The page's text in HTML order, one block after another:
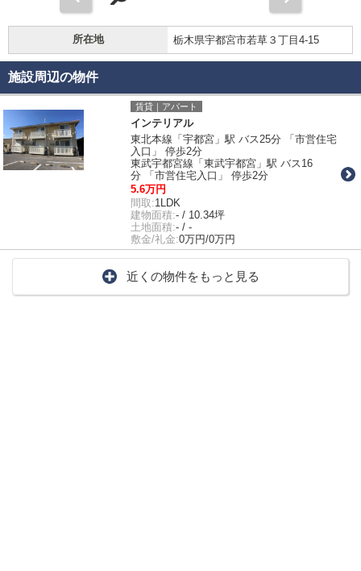
所在地 栃木県宇都宮市若草３丁目4-15
施設周辺の物件
賃貸｜アパート
インテリアル
東北本線「宇都宮」駅 バス25分 「市営住宅
入口」 停歩2分
東武宇都宮線「東武宇都宮」駅 バス16
分 「市営住宅入口」 停歩2分
5.6万円
間取:1LDK
建物面積:- / 10.34坪
土地面積:- / -
敷金/礼金:0万円/0万円
近くの物件をもっと見る